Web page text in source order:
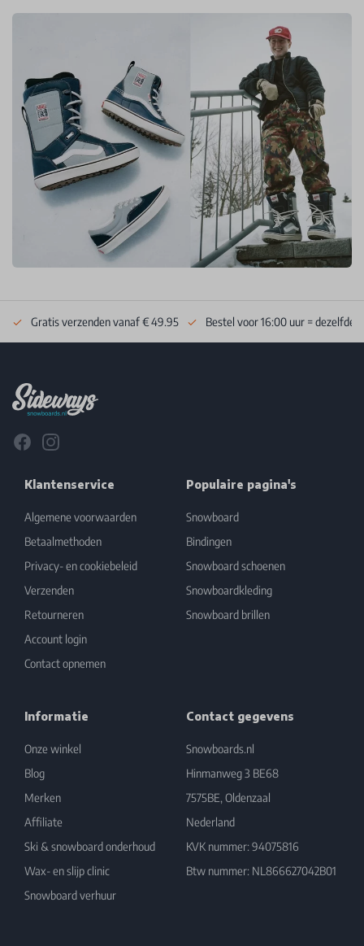
Gratis verzenden vanaf € 49.95 Bestel voor 16:00 uur = dezelfde
FacebookInstagram
Klantenservice
Algemene voorwaarden
Betaalmethoden
Privacy- en cookiebeleid
Verzenden
Retourneren
Account login
Contact opnemen
Populaire pagina's
Snowboard
Bindingen
Snowboard schoenen
Snowboardkleding
Snowboard brillen
Informatie
Onze winkel
Blog
Merken
Affiliate
Ski & snowboard onderhoud
Wax- en slijp clinic
Snowboard verhuur
Contact gegevens
Snowboards.nl
Hinmanweg 3 BE68
7575BE, Oldenzaal
Nederland
KVK nummer: 94075816
Btw nummer: NL866627042B01